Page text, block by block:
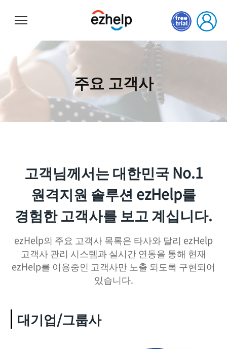
이지헬프
주요 고객사
고객님께서는 대한민국 No.1
원격지원 솔루션 ezHelp를
경험한 고객사를 보고 계십니다.
ezHelp의 주요 고객사 목록은 타사와 달리 ezHelp
고객사 관리 시스템과 실시간 연동을 통해 현재
ezHelp를 이용중인 고객사만 노출 되도록 구현되어
있습니다.
대기업/그룹사